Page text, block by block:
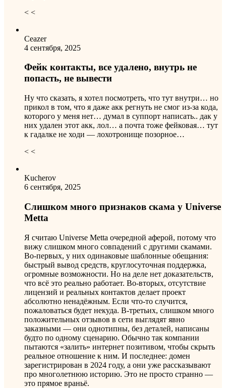
< <
Ceazer
4 сентября, 2025
Фейк контакты, все удалено, внутрь не
попасть, не вывести
Ну что сказать, я хотел посмотреть, что тут внутри… но
прикол в том, что я даже акк регнуть не смог из-за кода,
которого у меня нет… думал в суппорт написать.. дак у
них удален этот акк, лол… а почта тоже фейковая… тут
к гадалке не ходи — лохотронище позорное…
< <
Kucherov
6 сентября, 2025
Слишком много признаков скама у Universe
Metta
Я считаю Universe Metta очередной аферой, потому что
вижу слишком много совпадений с другими скамами.
Во-первых, у них одинаковые шаблонные обещания:
быстрый вывод средств, круглосуточная поддержка,
огромные возможности. Но на деле нет доказательств,
что всё это реально работает. Во-вторых, отсутствие
лицензий и реальных контактов делает проект
абсолютно ненадёжным. Если что-то случится,
пожаловаться будет некуда. В-третьих, слишком много
положительных отзывов в сети выглядят явно
заказными — они однотипны, без деталей, написаны
будто по одному сценарию. Обычно так компании
пытаются «залить» интернет позитивом, чтобы скрыть
реальное отношение к ним. И последнее: домен
зарегистрирован в 2024 году, а они уже рассказывают
про многолетнюю историю. Это не просто странно —
это прямое враньё.